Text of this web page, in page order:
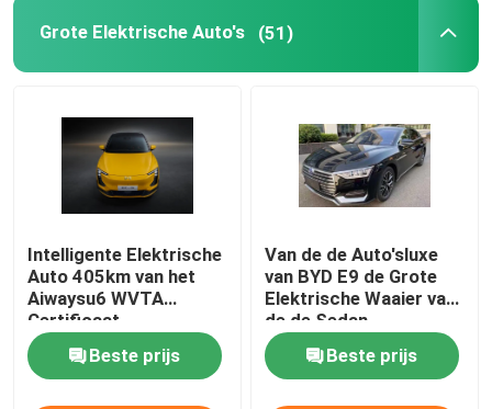
Grote Elektrische Auto's (51)
Intelligente Elektrische
Auto 405km van het
Aiwaysu6 WVTA
Certificaat
Oversteekplaatsev
Auto's Beste prijs
Van de de Auto'sluxe
van BYD E9 de Grote
Elektrische Waaier van
de de Sedan
Linkeraandrijving
185km/h 506km
Beste prijs